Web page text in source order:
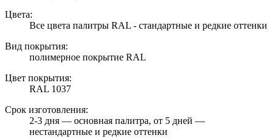
Цвета:
Все цвета палитры RAL - стандартные и редкие оттенки
Вид покрытия:
полимерное покрытие RAL
Цвет покрытия:
RAL 1037
Срок изготовления:
2-3 дня — основная палитра, от 5 дней —
нестандартные и редкие оттенки